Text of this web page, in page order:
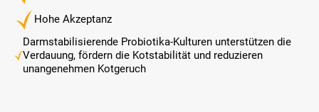
Hohe Akzeptanz
Darmstabilisierende Probiotika-Kulturen unterstützen die
Verdauung, fördern die Kotstabilität und reduzieren
unangenehmen Kotgeruch